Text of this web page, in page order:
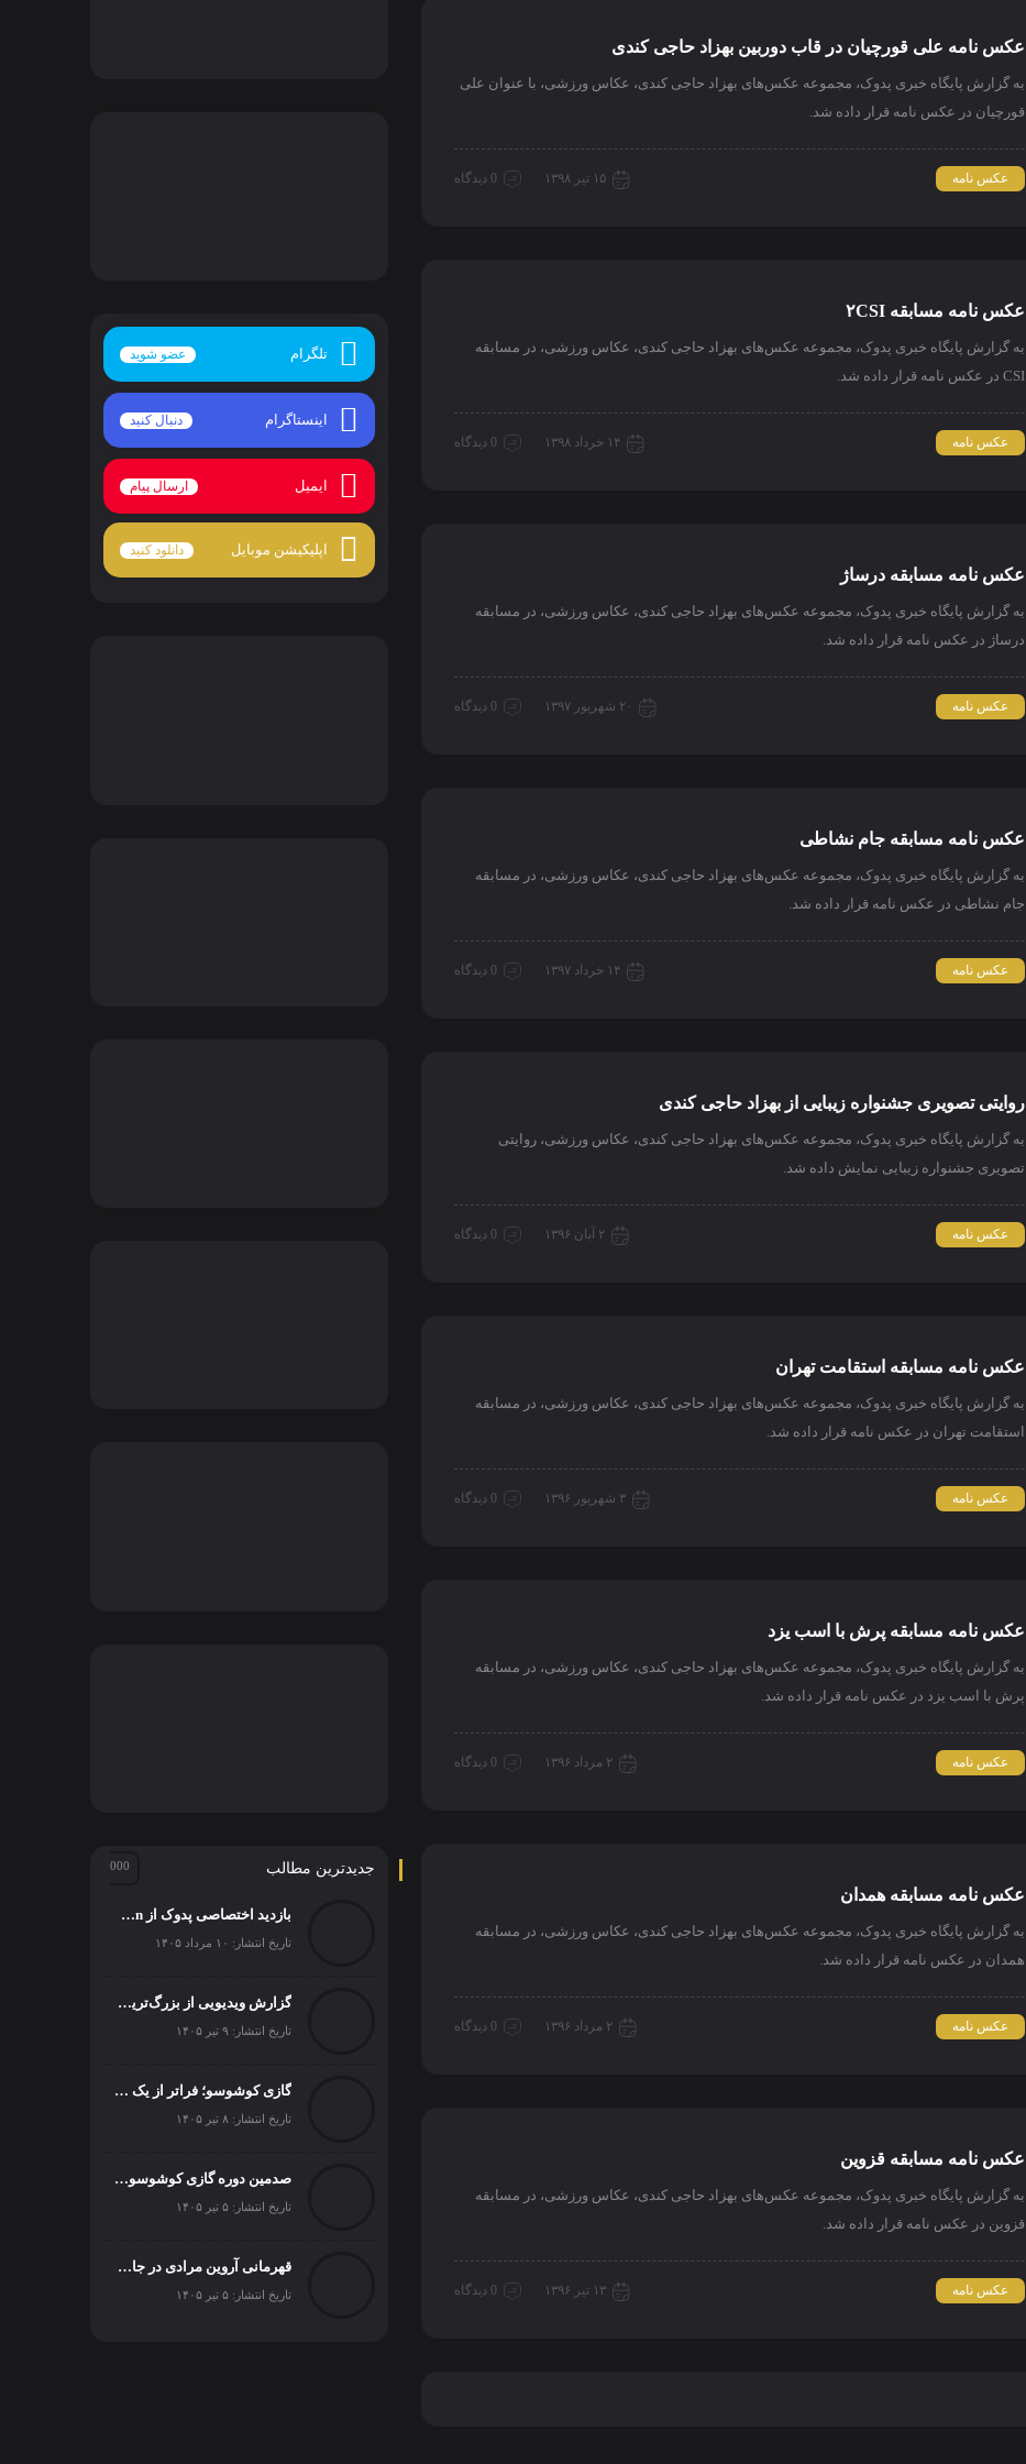
عکس نامه علی قورچیان در قاب دوربین بهزاد حاجی کندی
به گزارش پایگاه خبری پدوک، مجموعه عکس‌های بهزاد حاجی کندی، عکاس ورزشی، با عنوان علی
قورچیان در عکس نامه قرار داده شد.
عکس نامه ۱۵ تیر ۱۳۹۸ 0 دیدگاه
عکس نامه مسابقه ۲CSI
به گزارش پایگاه خبری پدوک، مجموعه عکس‌های بهزاد حاجی کندی، عکاس ورزشی، در مسابقه
CSI در عکس نامه قرار داده شد.
عکس نامه ۱۴ خرداد ۱۳۹۸ 0 دیدگاه
عکس نامه مسابقه درساژ
به گزارش پایگاه خبری پدوک، مجموعه عکس‌های بهزاد حاجی کندی، عکاس ورزشی، در مسابقه
درساژ در عکس نامه قرار داده شد.
عکس نامه ۲۰ شهریور ۱۳۹۷ 0 دیدگاه
عکس نامه مسابقه جام نشاطی
به گزارش پایگاه خبری پدوک، مجموعه عکس‌های بهزاد حاجی کندی، عکاس ورزشی، در مسابقه
جام نشاطی در عکس نامه قرار داده شد.
عکس نامه ۱۴ خرداد ۱۳۹۷ 0 دیدگاه
روایتی تصویری جشنواره زیبایی از بهزاد حاجی کندی
به گزارش پایگاه خبری پدوک، مجموعه عکس‌های بهزاد حاجی کندی، عکاس ورزشی، روایتی
تصویری جشنواره زیبایی نمایش داده شد.
عکس نامه ۲ آبان ۱۳۹۶ 0 دیدگاه
عکس نامه مسابقه استقامت تهران
به گزارش پایگاه خبری پدوک، مجموعه عکس‌های بهزاد حاجی کندی، عکاس ورزشی، در مسابقه
استقامت تهران در عکس نامه قرار داده شد.
عکس نامه ۳ شهریور ۱۳۹۶ 0 دیدگاه
عکس نامه مسابقه پرش با اسب یزد
به گزارش پایگاه خبری پدوک، مجموعه عکس‌های بهزاد حاجی کندی، عکاس ورزشی، در مسابقه
پرش با اسب یزد در عکس نامه قرار داده شد.
عکس نامه ۲ مرداد ۱۳۹۶ 0 دیدگاه
عکس نامه مسابقه همدان
به گزارش پایگاه خبری پدوک، مجموعه عکس‌های بهزاد حاجی کندی، عکاس ورزشی، در مسابقه
همدان در عکس نامه قرار داده شد.
عکس نامه ۲ مرداد ۱۳۹۶ 0 دیدگاه
عکس نامه مسابقه قزوین
به گزارش پایگاه خبری پدوک، مجموعه عکس‌های بهزاد حاجی کندی، عکاس ورزشی، در مسابقه
قزوین در عکس نامه قرار داده شد.
عکس نامه ۱۳ تیر ۱۳۹۶ 0 دیدگاه
تلگرام عضو شوید
اینستاگرام دنبال کنید
ایمیل ارسال پیام
اپلیکیشن موبایل دانلود کنید
جدیدترین مطالب
بازدید اختصاصی پدوک از Paul Schockemöhle Stallion Station | بزرگ‌ترین مرکز پرورش اسب آلمان
تاریخ انتشار: ۱۰ مرداد ۱۴۰۵
گزارش ویدیویی از بزرگ‌ترین رویداد اسبدوانی ترکیه
تاریخ انتشار: ۹ تیر ۱۴۰۵
گازی کوشوسو؛ فراتر از یک مسابقه
تاریخ انتشار: ۸ تیر ۱۴۰۵
صدمین دوره گازی کوشوسو ۲۰۲۶
تاریخ انتشار: ۵ تیر ۱۴۰۵
قهرمانی آروین مرادی در جاکارتا
تاریخ انتشار: ۵ تیر ۱۴۰۵